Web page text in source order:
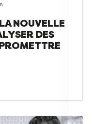
NOUVELLE
DES